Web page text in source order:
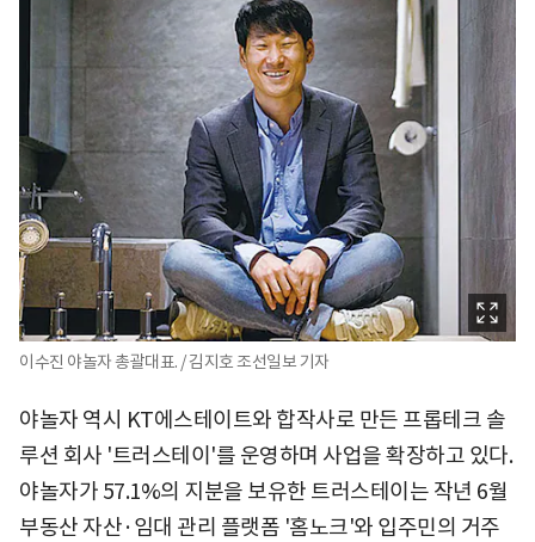
이수진 야놀자 총괄대표. / 김지호 조선일보 기자
야놀자 역시 KT에스테이트와 합작사로 만든 프롭테크 솔
루션 회사 '트러스테이'를 운영하며 사업을 확장하고 있다.
야놀자가 57.1%의 지분을 보유한 트러스테이는 작년 6월
부동산 자산·임대 관리 플랫폼 '홈노크'와 입주민의 거주